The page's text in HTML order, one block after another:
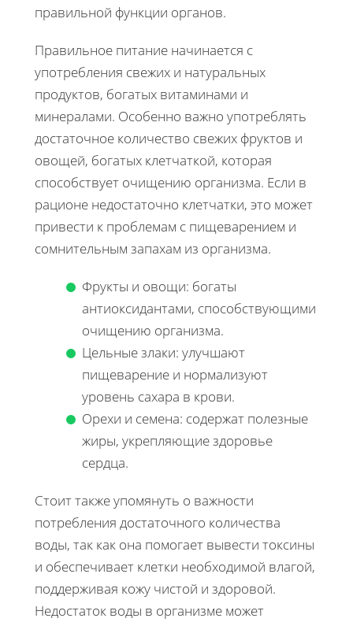
правильной функции органов.
Правильное питание начинается с
употребления свежих и натуральных
продуктов, богатых витаминами и
минералами. Особенно важно употреблять
достаточное количество свежих фруктов и
овощей, богатых клетчаткой, которая
способствует очищению организма. Если в
рационе недостаточно клетчатки, это может
привести к проблемам с пищеварением и
сомнительным запахам из организма.
Фрукты и овощи: богаты
антиоксидантами, способствующими
очищению организма.
Цельные злаки: улучшают
пищеварение и нормализуют
уровень сахара в крови.
Орехи и семена: содержат полезные
жиры, укрепляющие здоровье
сердца.
Стоит также упомянуть о важности
потребления достаточного количества
воды, так как она помогает вывести токсины
и обеспечивает клетки необходимой влагой,
поддерживая кожу чистой и здоровой.
Недостаток воды в организме может